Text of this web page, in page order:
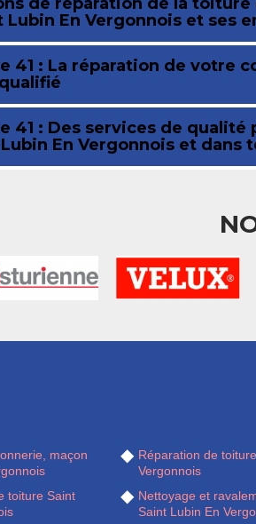
Lubin En Vergonnois et ses
41 : La réparation de votre
41 : Des services de qualité
En Vergonnois et dans
maçon
toiture Saint
Réparation de
Vergonnois
Nettoyage et
Saint Lubin En